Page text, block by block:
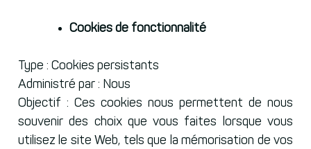
Cookies de fonctionnalité
Type : Cookies persistants
Administré par : Nous
Objectif : Ces cookies nous permettent de nous
souvenir des choix que vous faites lorsque vous
utilisez le site Web, tels que la mémorisation de vos